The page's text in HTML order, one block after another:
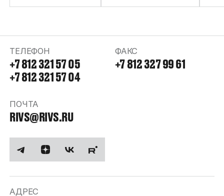
ТЕЛЕФОН
+7 812 321 57 05
+7 812 321 57 04
ФАКС
+7 812 327 99 61
ПОЧТА
RIVS@RIVS.RU
АДРЕС